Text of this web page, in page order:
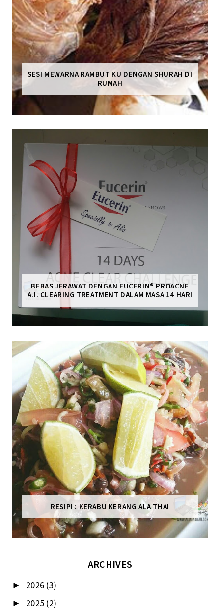
SESI MEWARNA RAMBUT KU DENGAN SHURAH DI
RUMAH
BEBAS JERAWAT DENGAN EUCERIN® PROACNE
A.I. CLEARING TREATMENT DALAM MASA 14 HARI
RESIPI : KERABU KERANG ALA THAI
ARCHIVES
► 2026 (3)
► 2025 (2)